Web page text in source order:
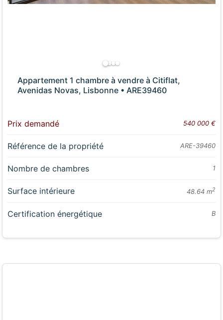
Appartement 1 chambre à vendre à Citiflat,
Avenidas Novas, Lisbonne • ARE39460
Prix demandé 540 000 €
Référence de la propriété ARE-39460
Nombre de chambres 1
Surface intérieure 48.64 m2
Certification énergétique B